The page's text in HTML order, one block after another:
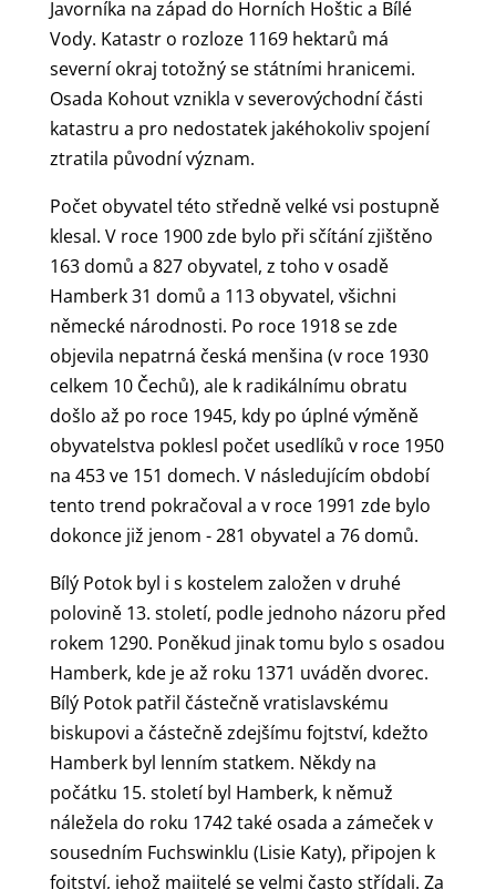
Javorníka na západ do Horních Hoštic a Bílé
Vody. Katastr o rozloze 1169 hektarů má
severní okraj totožný se státními hranicemi.
Osada Kohout vznikla v severovýchodní části
katastru a pro nedostatek jakéhokoliv spojení
ztratila původní význam.
Počet obyvatel této středně velké vsi postupně
klesal. V roce 1900 zde bylo při sčítání zjištěno
163 domů a 827 obyvatel, z toho v osadě
Hamberk 31 domů a 113 obyvatel, všichni
německé národnosti. Po roce 1918 se zde
objevila nepatrná česká menšina (v roce 1930
celkem 10 Čechů), ale k radikálnímu obratu
došlo až po roce 1945, kdy po úplné výměně
obyvatelstva poklesl počet usedlíků v roce 1950
na 453 ve 151 domech. V následujícím období
tento trend pokračoval a v roce 1991 zde bylo
dokonce již jenom - 281 obyvatel a 76 domů.
Bílý Potok byl i s kostelem založen v druhé
polovině 13. století, podle jednoho názoru před
rokem 1290. Poněkud jinak tomu bylo s osadou
Hamberk, kde je až roku 1371 uváděn dvorec.
Bílý Potok patřil částečně vratislavskému
biskupovi a částečně zdejšímu fojtství, kdežto
Hamberk byl lenním statkem. Někdy na
počátku 15. století byl Hamberk, k němuž
náležela do roku 1742 také osada a zámeček v
sousedním Fuchswinklu (Lisie Katy), připojen k
fojtství, jehož majitelé se velmi často střídali. Za